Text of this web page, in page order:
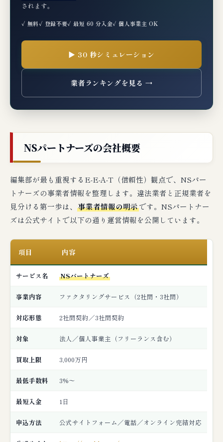
次の一手3選
典型的な審査落ち理由
NSパートナーズで審査落ちた場合の次の一手
競合業者との比較（代替候補3社厳選）
されます。
✓ 無料✓ 登録不要✓ 最短 60 分入金✓ 個人事業主 OK
▶ 30 秒シミュレーション
業者ランキングを見る →
NSパートナーズの会社概要
編集部が最も重視するE-E-A-T（信頼性）観点で、NSパー
トナーズの事業者情報を整理します。違法業者と正規業者を
見分ける第一歩は、 事業者情報の明示です。NSパートナー
ズは公式サイトで以下の通り運営情報を公開しています。
項目 内容
サービス名 NSパートナーズ
事業内容 ファクタリングサービス（2社間・3社間）
対応形態 2社間契約／3社間契約
対象 法人／個人事業主（フリーランス含む）
買取上限 3,000万円
最低手数料 3%〜
最短入金 1日
申込方法 公式サイトフォーム／電話／オンライン完結対応